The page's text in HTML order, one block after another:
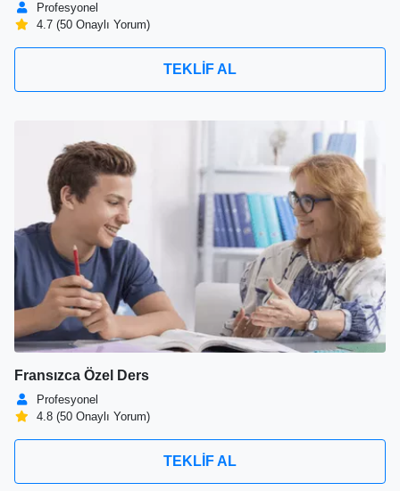
Profesyonel
4.7 (50 Onaylı Yorum)
TEKLİF AL
Fransızca Özel Ders
Profesyonel
4.8 (50 Onaylı Yorum)
TEKLİF AL